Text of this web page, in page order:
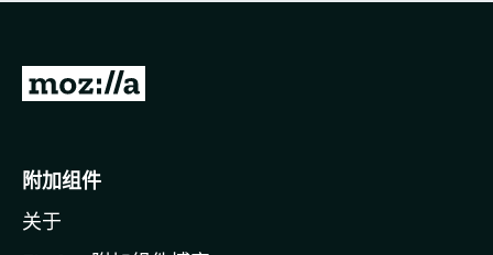
无
转
o
i
附加组件
关于